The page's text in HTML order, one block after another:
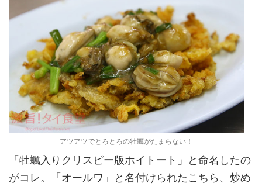
アツアツでとろとろの牡蠣がたまらない！
「牡蠣入りクリスピー版ホイトート」と命名したの
がコレ。「オールワ」と名付けられたこちら、炒め